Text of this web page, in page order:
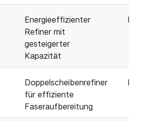
Energieeffizienter
Refiner mit
gesteigerter
Kapazität
Doppelscheibenrefiner
für effiziente
Faseraufbereitung